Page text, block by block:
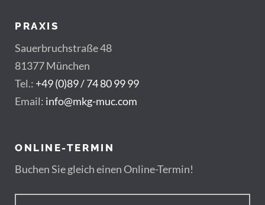
PRAXIS
Sauerbruchstraße 48
81377 München
Tel.: +49 (0)89 / 74 80 99 99
Email: info@mkg-muc.com
ONLINE-TERMIN
Buchen Sie gleich einen Online-Termin!